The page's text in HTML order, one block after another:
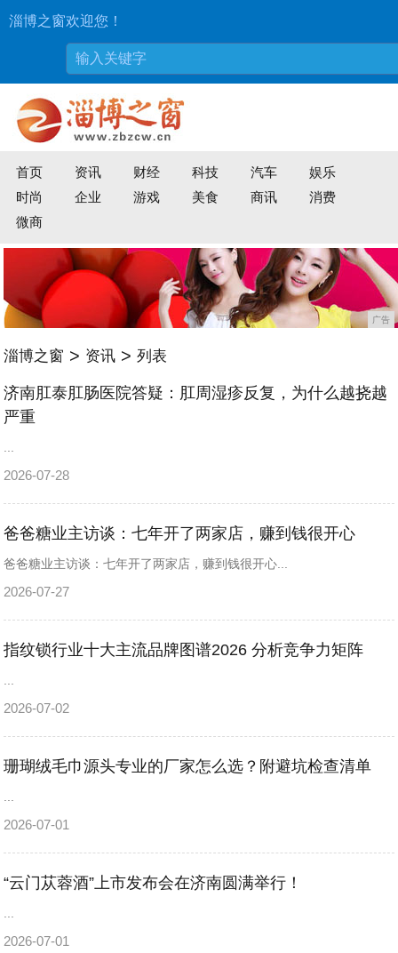
淄博之窗欢迎您！
首页 资讯 财经 科技 汽车
娱乐
时尚
企业 游戏 美食 商讯
消费
微商
广告
淄博之窗 > 资讯 > 列表
济南肛泰肛肠医院答疑：肛周湿疹反复，为什么越挠越
严重
2026-07-28
爸爸糖业主访谈：七年开了两家店，赚到钱很开心
爸爸糖业主访谈：七年开了两家店，赚到钱很开心...
2026-07-27
指纹锁行业十大主流品牌图谱2026 分析竞争力矩阵
2026-07-02
珊瑚绒毛巾源头专业的厂家怎么选？附避坑检查清单
2026-07-01
“云门苁蓉酒”上市发布会在济南圆满举行！
2026-07-01